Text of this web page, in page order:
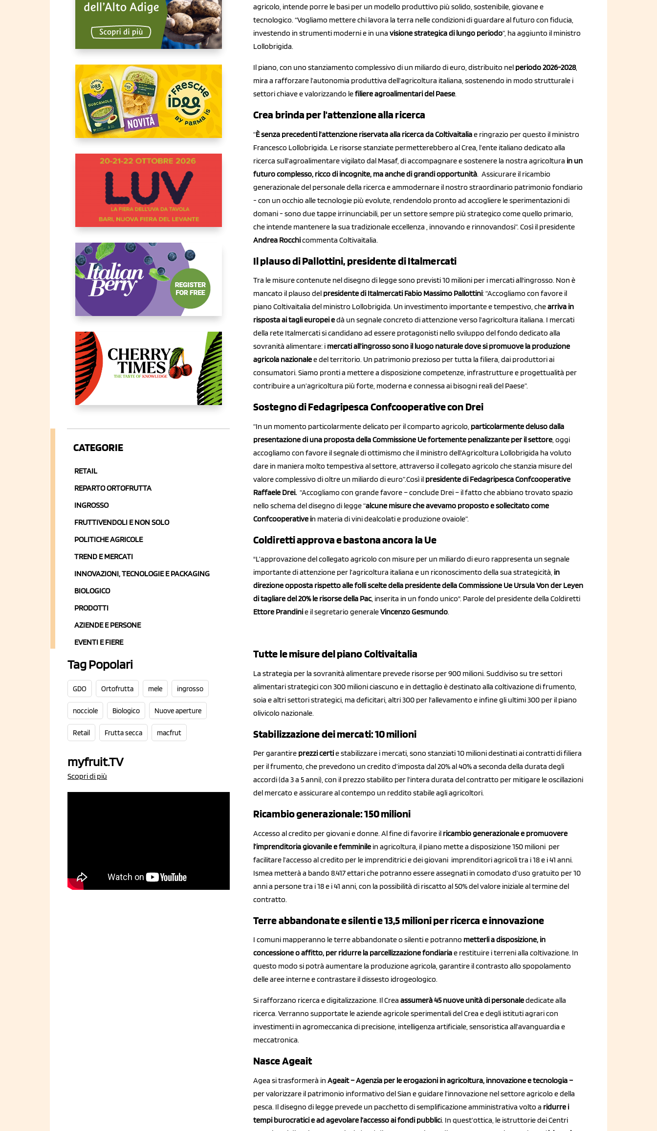
CATEGORIE
RETAIL
REPARTO ORTOFRUTTA
INGROSSO
FRUTTIVENDOLI E NON SOLO
POLITICHE AGRICOLE
TREND E MERCATI
INNOVAZIONI, TECNOLOGIE E PACKAGING
BIOLOGICO
PRODOTTI
AZIENDE E PERSONE
EVENTI E FIERE
Tag Popolari
GDO Ortofrutta mele ingrosso
nocciole Biologico Nuove aperture
Retail Frutta secca macfrut
myfruit.TV
Scopri di più
agricolo, intende porre le basi per un modello produttivo più solido, sostenibile, giovane e
tecnologico. “Vogliamo mettere chi lavora la terra nelle condizioni di guardare al futuro con fiducia,
investendo in strumenti moderni e in una visione strategica di lungo periodo”, ha aggiunto il ministro
Lollobrigida.
Il piano, con uno stanziamento complessivo di un miliardo di euro, distribuito nel periodo 2026-2028,
mira a rafforzare l’autonomia produttiva dell’agricoltura italiana, sostenendo in modo strutturale i
settori chiave e valorizzando lefiliere agroalimentari del Paese.
Crea brinda per l'attenzione alla ricerca
“È senza precedenti l’attenzione riservata alla ricerca da Coltivaitaliae ringrazio per questo il ministro
Francesco Lollobrigida. Le risorse stanziate permetterebbero al Crea, l’ente italiano dedicato alla
ricerca sull’agroalimentare vigilato dal Masaf, di accompagnare e sostenere la nostra agricoltura in un
futuro complesso, ricco di incognite, ma anche di grandi opportunità. Assicurare il ricambio
generazionale del personale della ricerca e ammodernare il nostro straordinario patrimonio fondiario
- con un occhio alle tecnologie più evolute, rendendolo pronto ad accogliere le sperimentazioni di
domani - sono due tappe irrinunciabili, per un settore sempre più strategico come quello primario,
che intende mantenere la sua tradizionale eccellenza , innovando e rinnovandosi”. Così il presidente
Andrea Rocchicommenta Coltivaitalia.
Il plauso di Pallottini, presidente di Italmercati
Tra le misure contenute nel disegno di legge sono previsti 10 milioni per i mercati all'ingrosso. Non è
mancato il plauso del presidente di Italmercati Fabio Massimo Pallottini: “Accogliamo con favore il
piano Coltivaitalia del ministro Lollobrigida. Un investimento importante e tempestivo, chearriva in
risposta ai tagli europei edà un segnale concreto di attenzione verso l’agricoltura italiana. I mercati
della rete Italmercati si candidano ad essere protagonisti nello sviluppo del fondo dedicato alla
sovranità alimentare: i mercati all’ingrosso sono il luogo naturale dove si promuove la produzione
agricola nazionalee del territorio. Un patrimonio prezioso per tutta la filiera, dai produttori ai
consumatori. Siamo pronti a mettere a disposizione competenze, infrastrutture e progettualità per
contribuire a un’agricoltura più forte, moderna e connessa ai bisogni reali del Paese”.
Sostegno di Fedagripesca Confcooperative con Drei
“In un momento particolarmente delicato per il comparto agricolo, particolarmente deluso dalla
presentazione di una proposta della Commissione Ue fortemente penalizzante per il settore , oggi
accogliamo con favore il segnale di ottimismo che il ministro dell’Agricoltura Lollobrigida ha voluto
dare in maniera molto tempestiva al settore, attraverso il collegato agricolo che stanzia misure del
valore complessivo di oltre un miliardo di euro”.Così il presidente di Fedagripesca Confcooperative
Raffaele Drei. “Accogliamo con grande favore – conclude Drei – il fatto che abbiano trovato spazio
nello schema del disegno di legge “alcune misure che avevamo proposto e sollecitato come
Confcooperative in materia di vini dealcolati e produzione ovaiole”.
Coldiretti approva e bastona ancora la Ue
"L’approvazione del collegato agricolo con misure per un miliardo di euro rappresenta un segnale
importante di attenzione per l’agricoltura italiana e un riconoscimento della sua strategicità, in
direzione opposta rispetto alle folli scelte della presidente della Commissione Ue Ursula Von der Leyen
di tagliare del 20% le risorse della Pac, inserita in un fondo unico". Parole del presidente della Coldiretti
Ettore Prandinie il segretario generaleVincenzo Gesmundo.
Tutte le misure del piano Coltivaitalia
La strategia per la sovranità alimentare prevede risorse per 900 milioni. Suddiviso su tre settori
alimentari strategici con 300 milioni ciascuno e in dettaglio è destinato alla coltivazione di frumento,
soia e altri settori strategici, ma deficitari, altri 300 per l'allevamento e infine gli ultimi 300 per il piano
olivicolo nazionale.
Stabilizzazione dei mercati: 10 milioni
Per garantire prezzi certie stabilizzare i mercati, sono stanziati 10 milioni destinati ai contratti di filiera
per il frumento, che prevedono un credito d’imposta dal 20% al 40% a seconda della durata degli
accordi (da 3 a 5 anni), con il prezzo stabilito per l’intera durata del contratto per mitigare le oscillazioni
del mercato e assicurare al contempo un reddito stabile agli agricoltori.
Ricambio generazionale: 150 milioni
Accesso al credito per giovani e donne. Al fine di favorire il ricambio generazionale e promuovere
l’imprenditoria giovanile e femminile in agricoltura, il piano mette a disposizione 150 milioni per
facilitare l’accesso al credito per le imprenditrici e dei giovani imprenditori agricoli tra i 18 e i 41 anni.
Ismea metterà a bando 8.417 ettari che potranno essere assegnati in comodato d’uso gratuito per 10
anni a persone tra i 18 e i 41 anni, con la possibilità di riscatto al 50% del valore iniziale al termine del
contratto.
Terre abbandonate e silenti e 13,5 milioni per ricerca e innovazione
I comuni mapperanno le terre abbandonate o silenti e potranno metterli a disposizione, in
concessione o affitto, per ridurre la parcellizzazione fondiariae restituire i terreni alla coltivazione. In
questo modo si potrà aumentare la produzione agricola, garantire il contrasto allo spopolamento
delle aree interne e contrastare il dissesto idrogeologico.
Si rafforzano ricerca e digitalizzazione. Il Crea assumerà 45 nuove unità di personalededicate alla
ricerca. Verranno supportate le aziende agricole sperimentali del Crea e degli istituti agrari con
investimenti in agromeccanica di precisione, intelligenza artificiale, sensoristica all’avanguardia e
meccatronica.
Nasce Ageait
Agea si trasformerà in Ageait – Agenzia per le erogazioni in agricoltura, innovazione e tecnologia –
per valorizzare il patrimonio informativo del Sian e guidare l’innovazione nel settore agricolo e della
pesca. Il disegno di legge prevede un pacchetto di semplificazione amministrativa volto a ridurre i
tempi burocratici e ad agevolare l’accesso ai fondi pubblici. In quest’ottica, le istruttorie dei Centri